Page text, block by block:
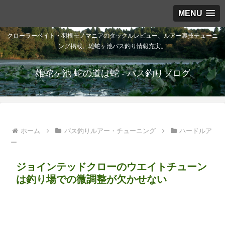
MENU
クローラーベイト・羽根モノマニアのタックルレビュー、ルアー裏技チューニ
ング掲載。雄蛇ヶ池バス釣り情報充実。
雄蛇ヶ池 蛇の道は蛇 - バス釣りブログ
ホーム バス釣りルアー・チューニング
ハードルア
ー
ジョインテッドクローのウエイトチューン
は釣り場での微調整が欠かせない